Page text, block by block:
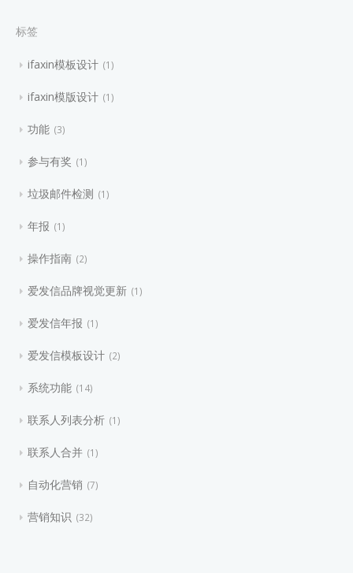
标签
ifaxin模板设计 1
ifaxin模版设计 1
功能 3
参与有奖 1
垃圾邮件检测 1
年报 1
操作指南 2
爱发信品牌视觉更新 1
爱发信年报 1
爱发信模板设计 2
系统功能 14
联系人列表分析 1
联系人合并 1
自动化营销 7
营销知识 32